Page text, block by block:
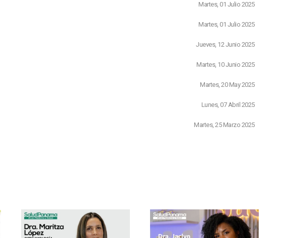
Martes, 01 Julio 2025
Martes, 01 Julio 2025
Jueves, 12 Junio 2025
Martes, 10 Junio 2025
Martes, 20 May 2025
Lunes, 07 Abril 2025
Martes, 25 Marzo 2025